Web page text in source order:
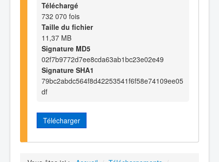
Téléchargé
732 070 fois
Taille du fichier
11,37 MB
Signature MD5
02f7b9772d7ee8cda63ab1bc23e02e49
Signature SHA1
79bc2abdc564f8d42253541f6f58e74109ee05
df
Télécharger